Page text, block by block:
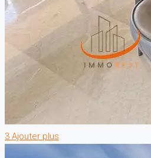
3 Ajouter plus